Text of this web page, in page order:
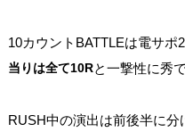
10カウントBATTLEは電サポ
当りは全て10Rと一撃性に秀
RUSH中の演出は前後半に